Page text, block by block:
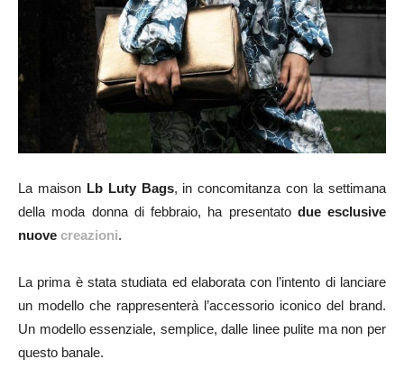
La maison Lb Luty Bags, in concomitanza con la settimana
della moda donna di febbraio, ha presentato due esclusive
nuove creazioni.
La prima è stata studiata ed elaborata con l’intento di lanciare
un modello che rappresenterà l’accessorio iconico del brand.
Un modello essenziale, semplice, dalle linee pulite ma non per
questo banale.